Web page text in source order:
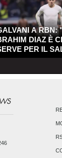
A RBN:
DIAZ È
PER IL